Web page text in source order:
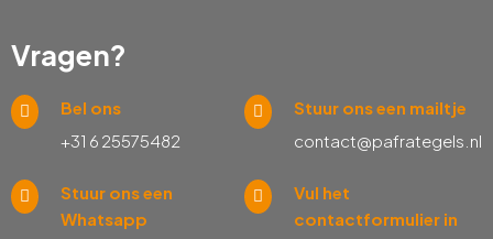
Vragen?
Bel ons
+31 6 25575482
Stuur ons een
Whatsapp
Stuur ons een mailtje
contact@pafrategels.nl
Vul het
contactformulier in